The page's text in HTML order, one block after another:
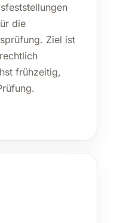
die
Ziel ist
frühzeitig,